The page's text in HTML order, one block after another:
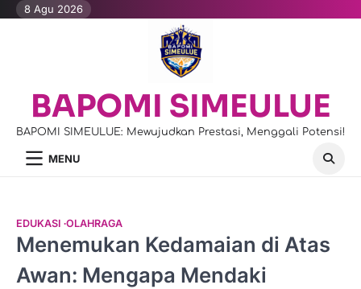
Skip8 Agu 2026
BAPOMI SIMEULUE
BAPOMI SIMEULUE: Mewujudkan Prestasi, Menggali Potensi!
MENU
EDUKASI OLAHRAGA
Menemukan Kedamaian di Atas
Awan: Mengapa Mendaki